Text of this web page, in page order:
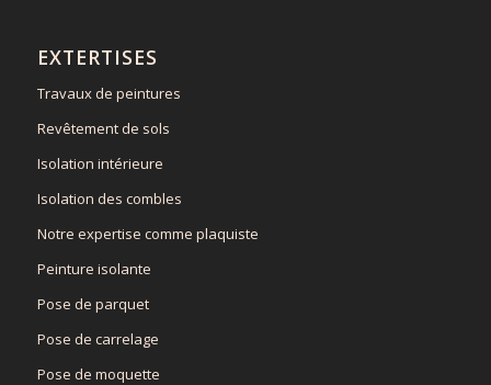
EXTERTISES
Travaux de peintures
Revêtement de sols
Isolation intérieure
Isolation des combles
Notre expertise comme plaquiste
Peinture isolante
Pose de parquet
Pose de carrelage
Pose de moquette